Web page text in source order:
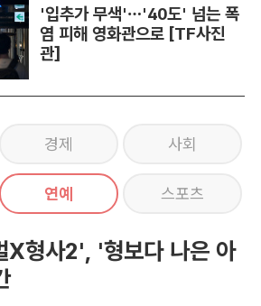
'입추가 무색'…'40도' 넘는 폭
염 피해 영화관으로 [TF사진
관]
경제 사회
연예 스포츠
X형사2', '형보다 나은 아